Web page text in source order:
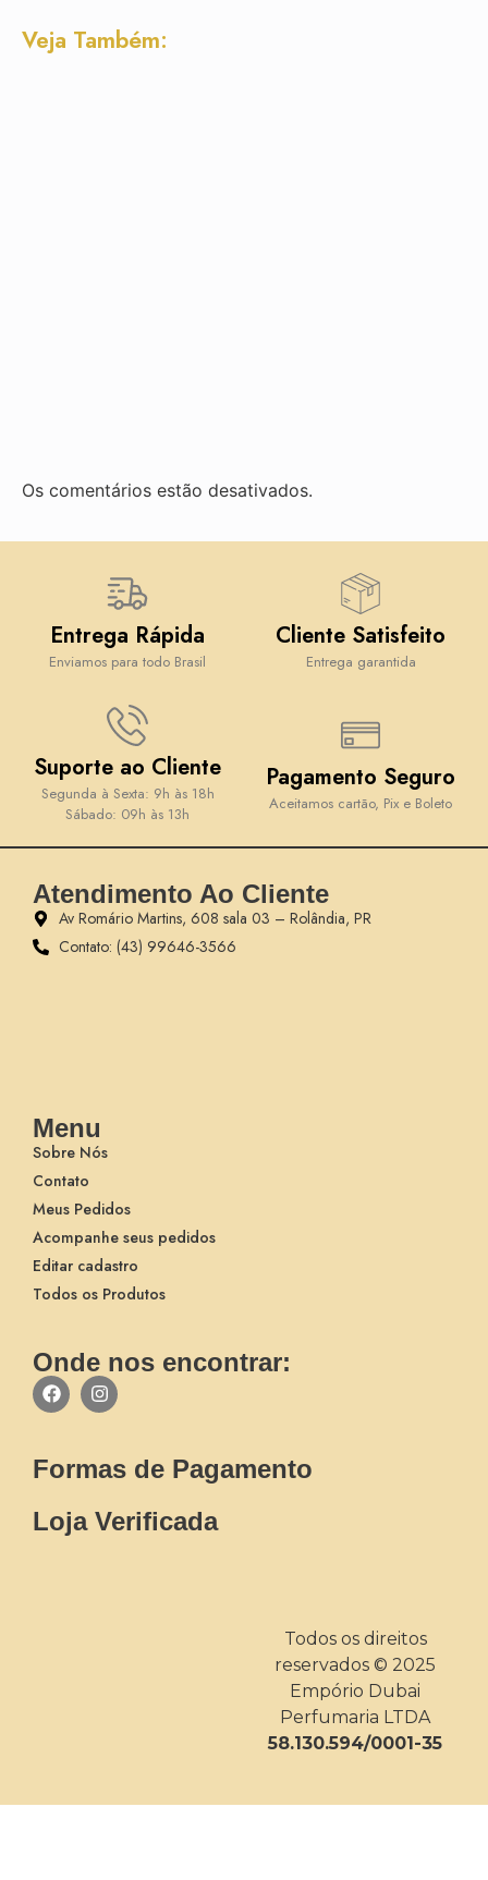
Veja Também:
Os comentários estão desativados.
Entrega Rápida
Enviamos para todo Brasil
Cliente Satisfeito
Entrega garantida
Suporte ao Cliente
Segunda à Sexta: 9h às 18h
Sábado: 09h às 13h
Pagamento Seguro
Aceitamos cartão, Pix e Boleto
Atendimento Ao Cliente
Av Romário Martins, 608 sala 03 – Rolândia, PR
Contato: (43) 99646-3566
Menu
Sobre Nós
Contato
Meus Pedidos
Acompanhe seus pedidos
Editar cadastro
Todos os Produtos
Onde nos encontrar:
Formas de Pagamento
Loja Verificada
Todos os direitos
reservados © 2025
Empório Dubai
Perfumaria LTDA
58.130.594/0001-35